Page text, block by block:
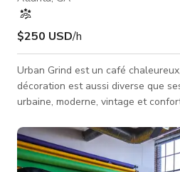
$250 USD/h
Urban Grind est un café
décoration est aussi diverse que
urbaine, moderne, vintage et
poésie/musique, café, dîner intime
bois intégré idéal pour rencontrer
tranquillement, lire ou observer le